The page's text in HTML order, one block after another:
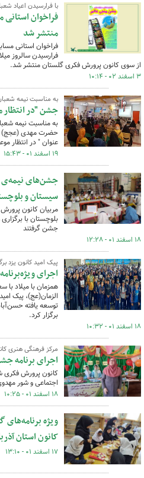
با فرارسیدن اعیاد
فراخوان
منتشر شد
فراخوان استانی
فرارسیدن سالروز
از سوی کانون پرورش فکری گلستان منتشر شد.
۳ اسفند ۰۲ - ۱۰:۱۴
به مناسبت نیمه
جشن "در انتظار
به مناسبت نیمه
حضرت مهدی (عجج) با
عنوان " در انتظار
۱۹ اسفند ۰۱ - ۱۵:۴۳
جشن‌های نیمه‌ی
سیستان و
مربیان کانون
بلوچستان با
جشن گرفتند
۱۸ اسفند ۰۱ - ۱۲:۲۸
پیک امید کانون یزد
اجرای
همزمان با میلاد
الزمان(عج)، پیک
توسعه یافته
برگزار کرد.
۱۸ اسفند ۰۱ - ۱۰:۳۲
مرکز فرهنگی هنری
اجرای برنامه
کانون پرورش فکری
اجتماعی و شور
۱۸ اسفند ۰۱ - ۱۰:۲۵
ویژه
کانون استان
۱۷ اسفند ۰۱ - ۱۳:۱۰